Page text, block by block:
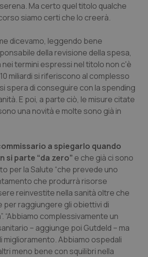
di Bolzano
di Trento
& Scompenso
& Rettocolite Ulcerosa
& patologie neurodegenerative
Nutrizione
Ma certo quel titolo qualche
siamo certi che lo creerà.
dicevamo, leggendo bene
della revisione della spesa,
nei termini espressi nel titolo non c'è
miliardi si riferiscono al complesso
spera di conseguire con la spending
E poi, a parte ciò, le misure citate
una novità e molte sono già in
a spiegarlo quando
si parte “da zero” e che già ci sono
per la Salute “che prevede uno
che produrrà risorse
reinvestite nella sanità oltre che
raggiungere gli obiettivi di
“Abbiamo complessivamente un
– aggiunge poi Gutdeld – ma
miglioramento. Abbiamo ospedali
meno bene con squilibri nella